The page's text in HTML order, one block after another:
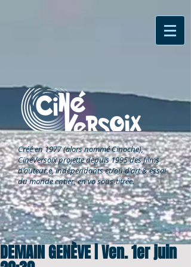
Créé en 1977 (alors nommé Cinoche),
CinéVersoixprojette depuis 1995 des films
d'auteur.e, indépendants et/ou d'art & essai
du monde entier, en vo sous-titrée.
DEMAIN GENÈVE | Ven. 1er juin